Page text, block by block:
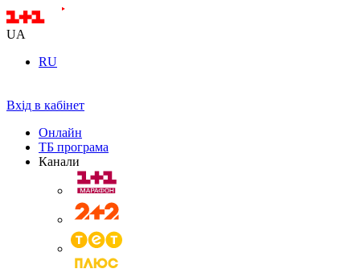
UA
RU
Вхід в кабінет
Онлайн
ТБ програма
Канали